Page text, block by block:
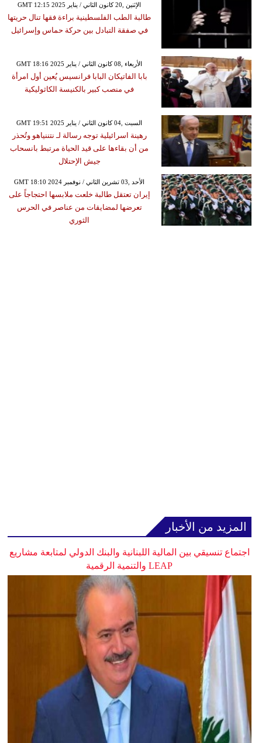
GMT 12:15 2025 الإثنين ,20 كانون الثاني / يناير
طالبة الطب الفلسطينية براءة فقها تنال حريتها
في صفقة التبادل بين حركة حماس وإسرائيل
GMT 18:16 2025 الأربعاء ,08 كانون الثاني / يناير
بابا الفاتيكان البابا فرانسيس يُعين أول امرأة
في منصب كبير بالكنيسة الكاثوليكية
GMT 19:51 2025 السبت ,04 كانون الثاني / يناير
رهينة اسرائيلية توجه رسالة لـ نتننياهو وتُحذر
من أن بقاءها على قيد الحياة مرتبط بانسحاب
جيش الإحتلال
GMT 18:10 2024 الأحد ,03 تشرين الثاني / نوفمبر
إيران تعتقل طالبة خلعت ملابسها احتجاجاً على
تعرضها لمضايقات من عناصر في الحرس
الثوري
المزيد من الأخبار
اجتماع تنسيقي بين المالية اللبنانية والبنك الدولي لمتابعة مشاريع
LEAP والتنمية الرقمية